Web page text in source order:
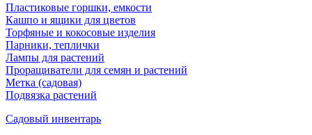
Пластиковые горшки, емкости
Кашпо и ящики для цветов
Торфяные и кокосовые изделия
Парники, теплички
Лампы для растений
Проращиватели для семян и растений
Метка (садовая)
Подвязка растений
Садовый инвентарь